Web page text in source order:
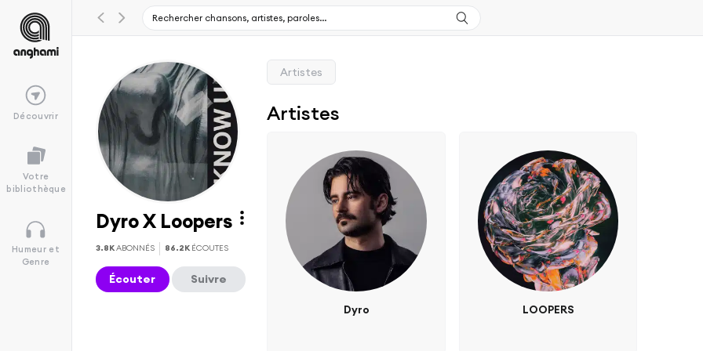
Découvrir
Votre
bibliothèque
Humeur et
Genre
Dyro X Loopers
3.8KABONNÉS 86.2K ÉCOUTES
Écouter Suivre
Artistes
Artistes
Dyro LOOPERS